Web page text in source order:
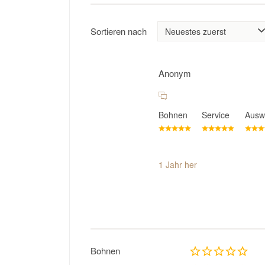
Sortieren nach
Anonym
Bohnen Service
1 Jahr her
Bohnen